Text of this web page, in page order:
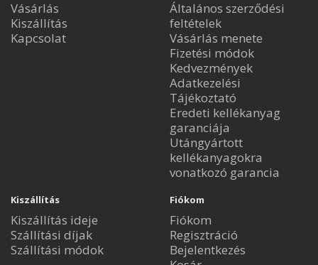
Vásárlás
Kiszállítás
Kapcsolat
Általános szerződési
feltételek
Vásárlás menete
Fizetési módok
Kedvezmények
Adatkezelési
Tájékoztató
Eredeti kellékanyag
garanciája
Utángyártott
kellékanyagokra
vonatkozó garancia
Kiszállítás
Kiszállítás ideje
Szállítási díjak
Szállítási módok
Fiókom
Fiókom
Regisztráció
Bejelentkezés